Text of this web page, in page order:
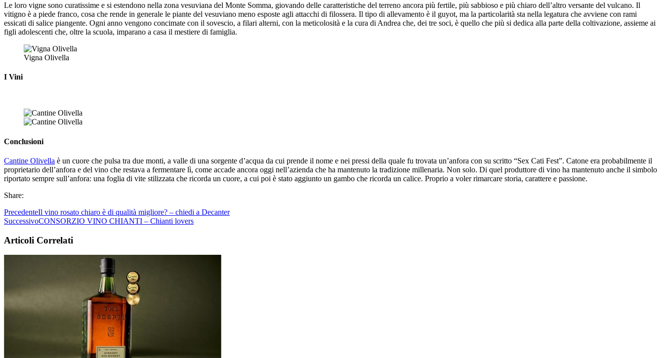
Le loro vigne sono curatissime e si estendono nella zona vesuviana del Monte Somma, giovando delle caratteristiche del terreno ancora più fertile, più sabbioso e più chiaro dell’altro versante del vulcano. Il
vitigno è a piede franco, cosa che rende in generale le piante del vesuviano meno esposte agli attacchi di filossera. Il tipo di allevamento è il guyot, ma la particolarità sta nella legatura che avviene con rami
essicati di salice piangente. Ogni anno vengono concimate con il sovescio, a filari alterni, con la meticolosità e la cura di Andrea che, dei tre soci, è quello che più si dedica alla parte della coltivazione, assieme ai
figli adolescenti che, oltre la scuola, imparano a casa il mestiere di famiglia.
Vigna Olivella
I Vini
Conclusioni
Cantine Olivella è un cuore che pulsa tra due monti, a valle di una sorgente d’acqua da cui prende il nome e nei pressi della quale fu trovata un’anfora con su scritto “Sex Cati Fest”. Catone era probabilmente il
proprietario dell’anfora e del vino che restava a fermentare lì, come accade ancora oggi nell’azienda che ha mantenuto la tradizione millenaria. Non solo. Di quel produttore di vino ha mantenuto anche il simbolo
riportato sempre sull’anfora: una foglia di vite stilizzata che ricorda un cuore, a cui poi è stato aggiunto un gambo che ricorda un calice. Proprio a voler rimarcare storia, carattere e passione.
Share:
PrecedenteIl vino rosato chiaro è di qualità migliore? – chiedi a Decanter
SuccessivoCONSORZIO VINO CHIANTI – Chianti lovers
Articoli Correlati